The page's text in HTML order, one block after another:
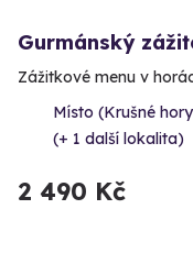
Gurmánský
Zážitkové menu v
Místo (Krušné
(+ 1 další lokalita)
2 490 Kč